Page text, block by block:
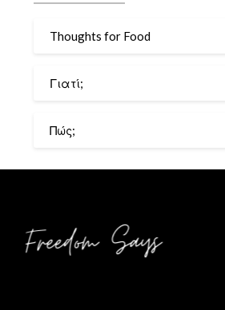
Thoughts for Food
Γιατί;
Πώς;